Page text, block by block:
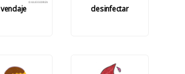
vendaje desinfectar